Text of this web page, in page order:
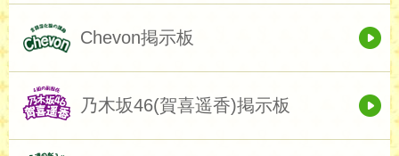
Chevon掲示板
乃木坂46(賀喜遥香)掲示板